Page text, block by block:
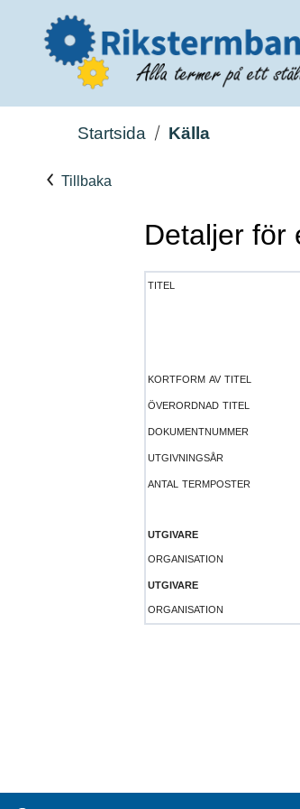
Startsida Källa
Tillbaka
Detaljer för
titel
kortform av titel
överordnad titel
dokumentnummer
utgivningsår
antal termposter
utgivare
organisation
utgivare
organisation